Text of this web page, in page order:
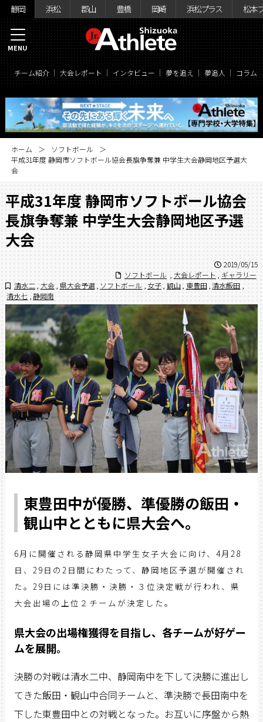
静岡 浜松 郡山 豊橋 岡崎 浜松プラス 松本
チーム紹介 大会レポート インタビュー 夢を追え 夢追人 コラム
MENU
ホーム
ソフトボール
平成31年度 静岡市ソフトボール協会長旗争奪兼 中学生大会静岡地区予選大
会
平成31年度 静岡市ソフトボール協会
長旗争奪兼 中学生大会静岡地区予選
大会
2019/05/15
ソフトボール
大会レポート
ギャラリー
清水二 大会 県大会予選 ソフトボール , 女子 観山 , 東豊田 清水飯田
清水七 静岡南
東豊田中が優勝、準優勝の飯田・
観山中とともに県大会へ。
6月に開催される静岡県中学生女子大会に向け、4月28
日、29日の2日間にわたって、静岡地区予選が開催され
た。29日には準決勝・決勝・３位決定戦が行われ、県
大会出場の上位２チームが決定した。
県大会の出場権獲得を目指し、各チームが好ゲー
ムを展開。
決勝の対戦は清水二中、静岡南中を下して決勝に進出し
てきた飯田・観山中合同チームと、準決勝で長田南中を
下した東豊田中との対戦となった。お互いに序盤から熱